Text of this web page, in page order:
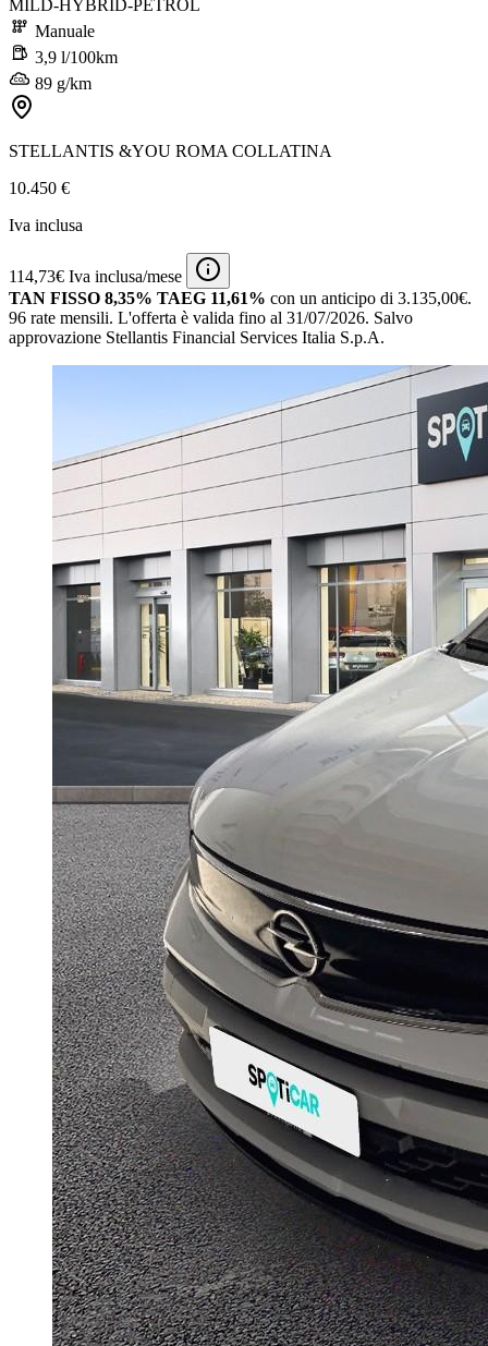
MILD-HYBRID-PETROL
Manuale
3,9 l/100km
89 g/km
STELLANTIS &YOU ROMA COLLATINA
10.450 €
Iva inclusa
114,73€ Iva inclusa/mese
TAN FISSO 8,35% TAEG 11,61% con un anticipo di 3.135,00€.
96 rate mensili. L'offerta è valida fino al 31/07/2026. Salvo
approvazione Stellantis Financial Services Italia S.p.A.